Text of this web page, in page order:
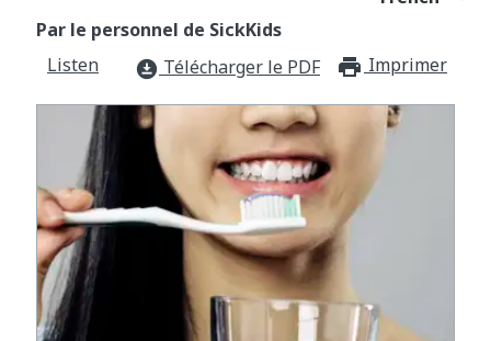
Par le personnel de SickKids
Listen
download_for_offline Télécharger le PDF Imprimer